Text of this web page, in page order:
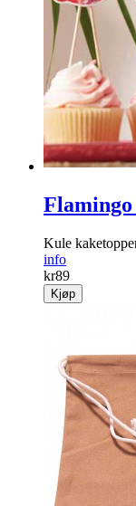
Kule
info
kr89
Kjøp